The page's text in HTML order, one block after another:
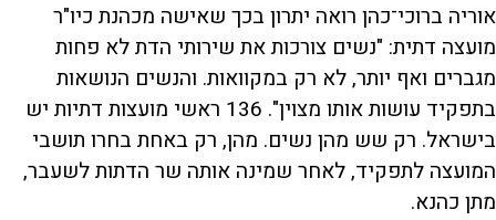
אוריה ברוכי־כהן רואה יתרון בכך שאישה מכהנת כיו"ר
מועצה דתית: "נשים צורכות את שירותי הדת לא פחות
מגברים ואף יותר, לא רק במקוואות. והנשים הנושאות
בתפקיד עושות אותו מצוין". 136 ראשי מועצות דתיות יש
בישראל. רק שש מהן נשים. מהן, רק באחת בחרו תושבי
המועצה לתפקיד, לאחר שמינה אותה שר הדתות לשעבר,
מתן כהנא.